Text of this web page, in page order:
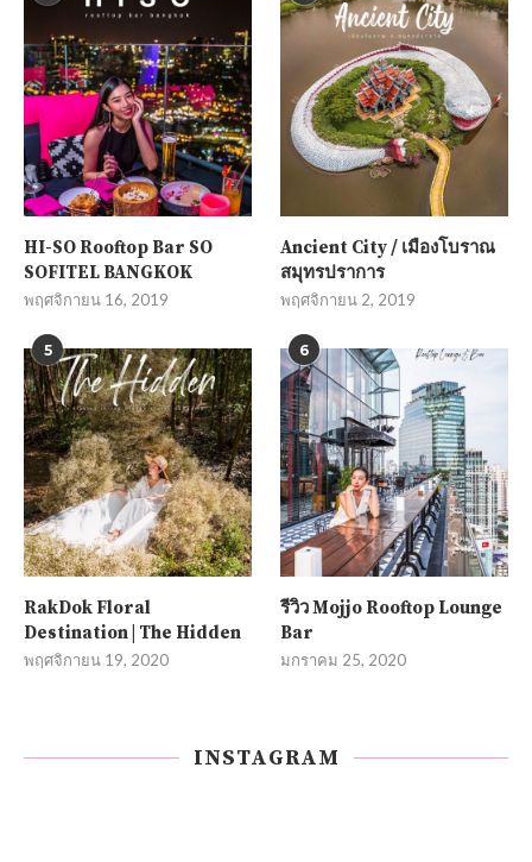
HI-SO Rooftop Bar SO
SOFITEL BANGKOK
พฤศจิกายน 16, 2019
Ancient City / เมืองโบราณ
สมุทรปราการ
พฤศจิกายน 2, 2019
5
RakDok Floral
Destination | The Hidden
พฤศจิกายน 19, 2020
6
รีวิว Mojjo Rooftop Lounge
Bar
มกราคม 25, 2020
INSTAGRAM